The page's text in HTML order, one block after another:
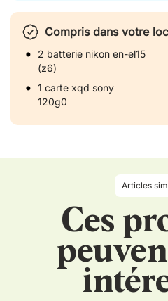
Compris dans votre
2 batterie nikon en-el15
(z6)
1 carte xqd sony
120g0
Articles
Ces